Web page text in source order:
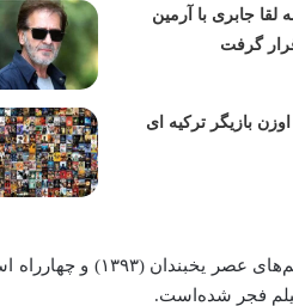
جابری با آرمین
گرفت
بازیگر ترکیه ای
فجر شده‌است.